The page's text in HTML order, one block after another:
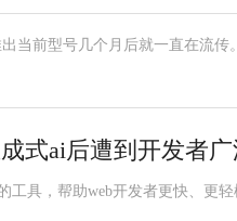
出当前型号几个月后就一直在流
式ai后遭到开发者
工具，帮助web开发者更快、更